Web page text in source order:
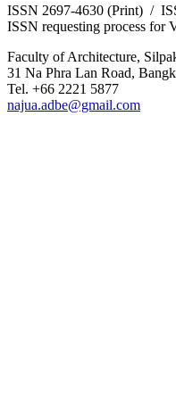
ISSN 2697-4630 (Print) /
ISSN requesting process for
Faculty of Architecture,
31 Na Phra Lan Road,
Tel. +66 2221 5877
najua.adbe@gmail.com